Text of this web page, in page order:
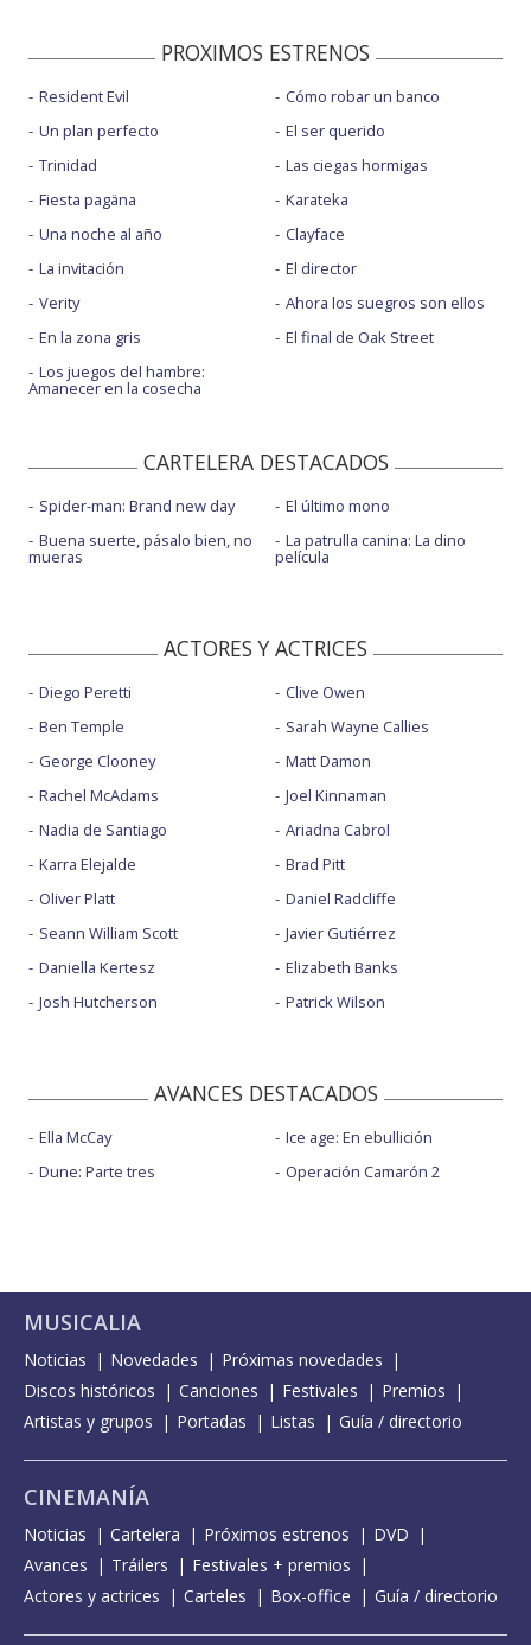
PROXIMOS ESTRENOS
Resident Evil
Un plan perfecto
Trinidad
Fiesta pagäna
Una noche al año
La invitación
Verity
En la zona gris
Los juegos del hambre:
Amanecer en la cosecha
Cómo robar un banco
El ser querido
Las ciegas hormigas
Karateka
Clayface
El director
Ahora los suegros son ellos
El final de Oak Street
CARTELERA DESTACADOS
Spider-man: Brand new day
Buena suerte, pásalo bien, no
mueras
El último mono
La patrulla canina: La dino
película
ACTORES Y ACTRICES
Diego Peretti
Ben Temple
George Clooney
Rachel McAdams
Nadia de Santiago
Karra Elejalde
Oliver Platt
Seann William Scott
Daniella Kertesz
Josh Hutcherson
Clive Owen
Sarah Wayne Callies
Matt Damon
Joel Kinnaman
Ariadna Cabrol
Brad Pitt
Daniel Radcliffe
Javier Gutiérrez
Elizabeth Banks
Patrick Wilson
AVANCES DESTACADOS
Ella McCay
Dune: Parte tres
Ice age: En ebullición
Operación Camarón 2
MUSICALIA
Noticias Novedades
Próximas novedades
Discos históricos
Canciones Festivales
Premios
Artistas y grupos
Portadas Listas Guía / directorio
CINEMANÍA
Noticias Cartelera Próximos estrenos
DVD
Avances
Tráilers
Festivales + premios
Actores y actrices
Carteles Box-office Guía / directorio